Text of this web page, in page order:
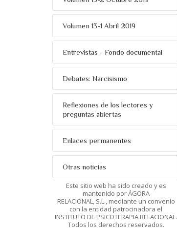
Volumen 13-1 Abril 2019
Entrevistas - Fondo documental
Debates: Narcisismo
Reflexiones de los lectores y
preguntas abiertas
Enlaces permanentes
Otras noticias
Este sitio web ha sido creado y es
mantenido por ÁGORA
RELACIONAL, S.L., mediante un convenio
con la entidad patrocinadora el
INSTITUTO DE PSICOTERAPIA RELACIONAL.
Todos los derechos reservados.